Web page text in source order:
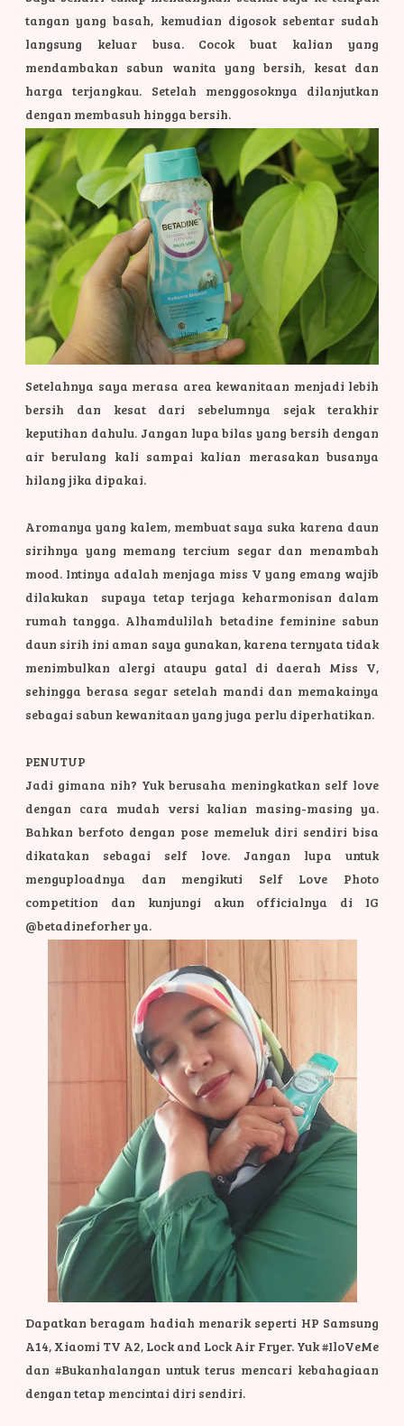
tangan yang basah, kemudian digosok sebentar sudah
langsung keluar busa. Cocok buat kalian yang
mendambakan sabun wanita yang bersih, kesat dan
harga terjangkau. Setelah menggosoknya dilanjutkan
dengan membasuh hingga bersih.
Setelahnya saya merasa area kewanitaan menjadi lebih
bersih dan kesat dari sebelumnya sejak terakhir
keputihan dahulu. Jangan lupa bilas yang bersih dengan
air berulang kali sampai kalian merasakan busanya
hilang jika dipakai.
Aromanya yang kalem, membuat saya suka karena daun
sirihnya yang memang tercium segar dan menambah
mood. Intinya adalah menjaga miss V yang emang wajib
dilakukan supaya tetap terjaga keharmonisan dalam
rumah tangga. Alhamdulilah betadine feminine sabun
daun sirih ini aman saya gunakan, karena ternyata tidak
menimbulkan alergi ataupu gatal di daerah Miss V,
sehingga berasa segar setelah mandi dan memakainya
sebagai sabun kewanitaan yang juga perlu diperhatikan.
PENUTUP
Jadi gimana nih? Yuk berusaha meningkatkan self love
dengan cara mudah versi kalian masing-masing ya.
Bahkan berfoto dengan pose memeluk diri sendiri bisa
dikatakan sebagai self love. Jangan lupa untuk
menguploadnya dan mengikuti Self Love Photo
competition dan kunjungi akun officialnya di IG
@betadineforher ya.
Dapatkan beragam hadiah menarik seperti HP Samsung
A14, Xiaomi TV A2, Lock and Lock Air Fryer. Yuk #IloVeMe
dan #Bukanhalangan untuk terus mencari kebahagiaan
dengan tetap mencintai diri sendiri.